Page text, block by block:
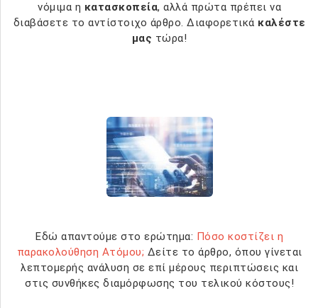
νόμιμα η κατασκοπεία, αλλά πρώτα πρέπει να
διαβάσετε το αντίστοιχο άρθρο. Διαφορετικά καλέστε
μας τώρα!
Εδώ απαντούμε στο ερώτημα: Πόσο κοστίζει η
παρακολούθηση Ατόμου; Δείτε το άρθρο, όπου γίνεται
λεπτομερής ανάλυση σε επί μέρους περιπτώσεις και
στις συνθήκες διαμόρφωσης του τελικού κόστους!